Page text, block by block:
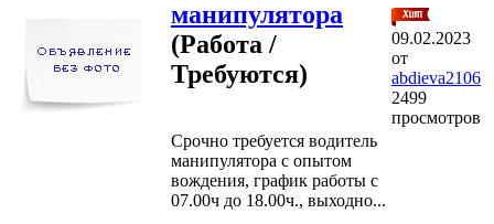
манипулятора
(Работа /
Требуются)
Срочно требуется водитель
манипулятора с опытом
вождения, график работы с
07.00ч до 18.00ч., выходно...
09.02.2023
от
abdieva2106
2499
просмотров